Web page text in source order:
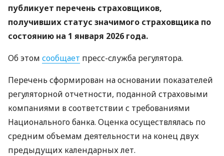
публикует перечень страховщиков,
получивших статус значимого страховщика по
состоянию на 1 января 2026 года.
Об этом сообщает пресс-служба регулятора.
Перечень сформирован на основании показателей
регуляторной отчетности, поданной страховыми
компаниями в соответствии с требованиями
Национального банка. Оценка осуществлялась по
средним объемам деятельности на конец двух
предыдущих календарных лет.